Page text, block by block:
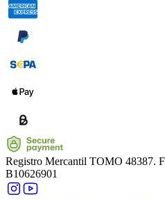
Registro Mercantil TOMO 48387.
B10626901